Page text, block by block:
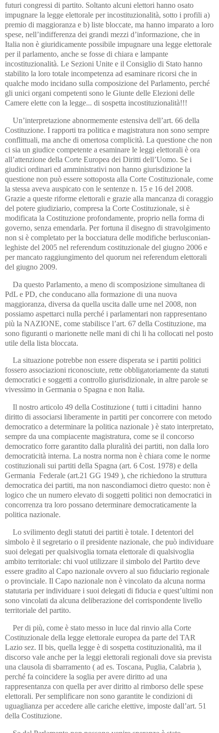
futuri congressi di partito. Soltanto alcuni elettori hanno osato
impugnare la legge elettorale per incostituzionalità, sotto i profili a)
premio di maggioranza e b) liste bloccate, ma hanno imparato a loro
spese, nell’indifferenza dei grandi mezzi d’informazione, che in
Italia non è giuridicamente possibile impugnare una legge elettorale
per il parlamento, anche se fosse di chiara e lampante
incostituzionalità. Le Sezioni Unite e il Consiglio di Stato hanno
stabilito la loro totale incompetenza ad esaminare ricorsi che in
qualche modo incidano sulla composizione del Parlamento, perché
gli unici organi competenti sono le Giunte delle Elezioni delle
Camere elette con la legge... di sospetta incostituzionalità!!!
Un’interpretazione abnormemente estensiva dell’art. 66 della
Costituzione. I rapporti tra politica e magistratura non sono sempre
conflittuali, ma anche di omertosa complicità. La questione che non
ci sia un giudice competente a esaminare le leggi elettorali è ora
all’attenzione della Corte Europea dei Diritti dell’Uomo. Se i
giudici ordinari ed amministrativi non hanno giurisdizione la
questione non può essere sottoposta alla Corte Costituzionale, come
la stessa aveva auspicato con le sentenze n. 15 e 16 del 2008.
Grazie a queste riforme elettorali e grazie alla mancanza di coraggio
del potere giudiziario, compresa la Corte Costituzionale, si è
modificata la Costituzione profondamente, proprio nella forma di
governo, senza emendarla. Per fortuna il disegno di stravolgimento
non si è completato per la bocciatura delle modifiche berlusconian-
leghiste del 2005 nel referendum costituzionale del giugno 2006 e
per mancato raggiungimento del quorum nei referendum elettorali
del giugno 2009.
Da questo Parlamento, a meno di scomposizione simultanea di
PdL e PD, che conducano alla formazione di una nuova
maggioranza, diversa da quella uscita dalle urne nel 2008, non
possiamo aspettarci nulla perché i parlamentari non rappresentano
più la NAZIONE, come stabilisce l’art. 67 della Costituzione, ma
sono figuranti o marionette nelle mani di chi li ha collocati nel posto
utile della lista bloccata.
La situazione potrebbe non essere disperata se i partiti politici
fossero associazioni riconosciute, rette obbligatoriamente da statuti
democratici e soggetti a controllo giurisdizionale, in altre parole se
vivessimo in Germania o Spagna e non Italia.
Il nostro articolo 49 della Costituzione ( tutti i cittadini hanno
diritto di associarsi liberamente in partiti per concorrere con metodo
democratico a determinare la politica nazionale ) è stato interpretato,
sempre da una compiacente magistratura, come se il concorso
democratico forre garantito dalla pluralità dei partiti, non dalla loro
democraticità interna. La nostra norma non è chiara come le norme
costituzionali sui partiti della Spagna (art. 6 Cost. 1978) e della
Germania Federale (art.21 GG 1949 ), che richiedono la struttura
democratica dei partiti, ma non nascondiamoci dietro questo: non è
logico che un numero elevato di soggetti politici non democratici in
concorrenza tra loro possano determinare democraticamente la
politica nazionale.
Lo svilimento degli statuti dei partiti è totale. I detentori del
simbolo è il segretario o il presidente nazionale, che può individuare
suoi delegati per qualsivoglia tornata elettorale di qualsivoglia
ambito territoriale: chi vuol utilizzare il simbolo del Partito deve
essere gradito al Capo nazionale ovvero al suo fiduciario regionale
o provinciale. Il Capo nazionale non è vincolato da alcuna norma
statutaria per individuare i suoi delegati di fiducia e quest’ultimi non
sono vincolati da alcuna deliberazione del corrispondente livello
territoriale del partito.
Per di più, come è stato messo in luce dal rinvio alla Corte
Costituzionale della legge elettorale europea da parte del TAR
Lazio sez. II bis, quella legge è di sospetta costituzionalità, ma il
discorso vale anche per la leggi elettorali regionali dove sia prevista
una clausola di sbarramento ( ad es. Toscana, Puglia, Calabria ),
perché fa coincidere la soglia per avere diritto ad una
rappresentanza con quella per aver diritto al rimborso delle spese
elettorali. Per semplificare non sono garantite le condizioni di
uguaglianza per accedere alle cariche elettive, imposte dall’art. 51
della Costituzione.